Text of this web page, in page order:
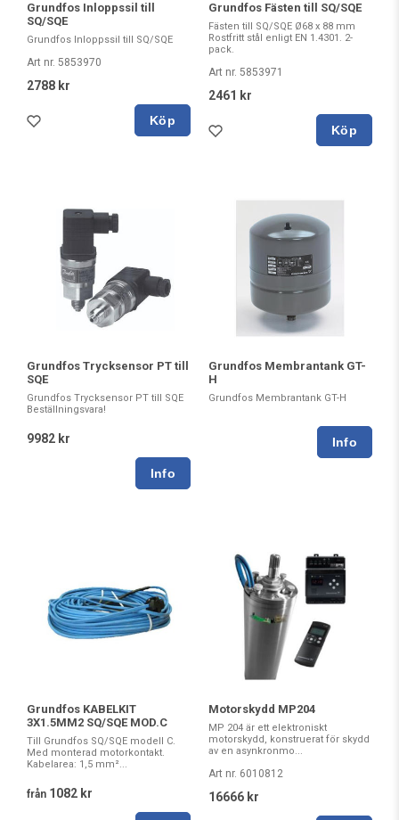
Grundfos Inloppssil till
SQ/SQE
Grundfos Inloppssil till SQ/SQE
Art nr. 5853970
2788 kr
Köp
Grundfos Fästen till SQ/SQE
Fästen till SQ/SQE Ø68 x 88 mm
Rostfritt stål enligt EN 1.4301. 2-
pack.
Art nr. 5853971
2461 kr
Köp
Grundfos Trycksensor PT till
SQE
Grundfos Trycksensor PT till SQE
Beställningsvara!
9982 kr
Grundfos Membrantank GT-
H
Grundfos Membrantank GT-H
Grundfos KABELKIT
3X1.5MM2 SQ/SQE MOD.C
Till Grundfos SQ/SQE modell C.
Med monterad motorkontakt.
Kabelarea: 1,5 mm²...
från 1082 kr
Motorskydd MP204
MP 204 är ett elektroniskt
motorskydd, konstruerat för skydd
av en asynkronmo...
Art nr. 6010812
16666 kr